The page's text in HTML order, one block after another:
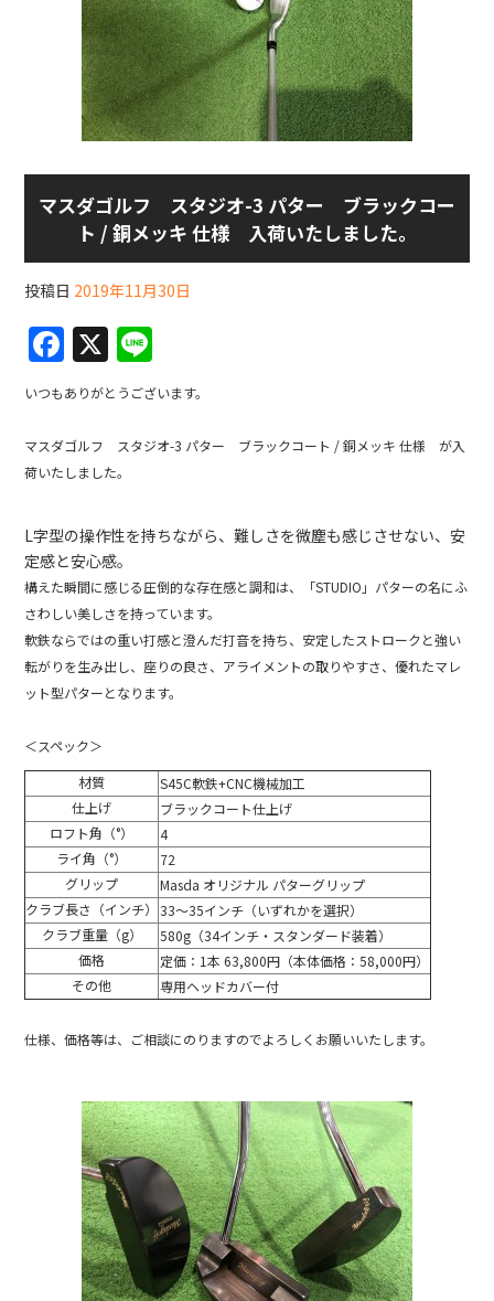
マスダゴルフ スタジオ-3 パター ブラックコー
ト / 銅メッキ 仕様 入荷いたしました。
投稿日 2019年11月30日
F
a
c
e
b
o
o
k
X
n
e
いつもありがとうございます。
マスダゴルフ スタジオ-3 パター ブラックコート / 銅メッキ 仕様 が入
荷いたしました。
L字型の操作性を持ちながら、難しさを微塵も感じさせない、安
定感と安心感。
構えた瞬間に感じる圧倒的な存在感と調和は、「STUDIO」パターの名にふ
さわしい美しさを持っています。
軟鉄ならではの重い打感と澄んだ打音を持ち、安定したストロークと強い
転がりを生み出し、座りの良さ、アライメントの取りやすさ、優れたマレ
ット型パターとなります。
＜スペック＞
材質
S45C軟鉄+CNC機械加工
仕上げ
ブラックコート仕上げ
ロフト角（°）
4
ライ角（°）
72
グリップ
Masda オリジナル パターグリップ
クラブ長さ（インチ）
33～35インチ（いずれかを選択）
クラブ重量（g）
580g（34インチ・スタンダード装着）
価格
定価：1本 63,800円（本体価格：58,000円）
その他
専用ヘッドカバー付
仕様、価格等は、ご相談にのりますのでよろしくお願いいたします。